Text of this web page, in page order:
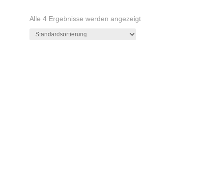
Alle 4 Ergebnisse werden angezeigt